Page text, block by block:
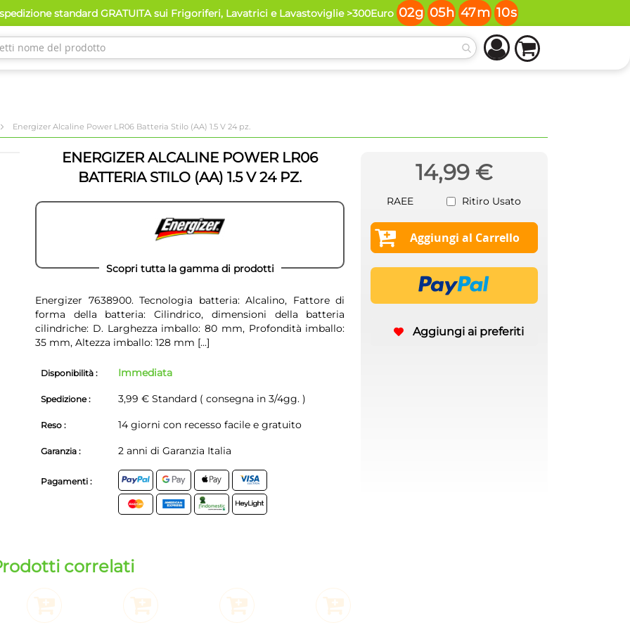
standard GRATUITA sui Frigoriferi, Lavatrici e Lavastoviglie >300Euro 02g 05h 47m 09s
Energizer Alcaline Power LR06 Batteria Stilo (AA) 1.5 V 24 pz.
ENERGIZER ALCALINE POWER LR06
BATTERIA STILO (AA) 1.5 V 24 PZ.
Scopri tutta la gamma di prodotti
Energizer 7638900. Tecnologia batteria: Alcalino, Fattore di
forma della batteria: Cilindrico, dimensioni della batteria
cilindriche: D. Larghezza imballo: 80 mm, Profondità imballo:
35 mm, Altezza imballo: 128 mm [...]
Disponibilità : Immediata
Spedizione : 3,99 € Standard ( consegna in 3/4gg. )
Reso : 14 giorni con recesso facile e gratuito
Garanzia : 2 anni di Garanzia Italia
Pagamenti :
14,99 €
RAEE Ritiro Usato
Aggiungi al Carrello
Aggiungi ai preferiti
correlati
Aggiungi al Carrello Aggiungi al Carrello Aggiungi al Carrello Aggiungi al Carrello